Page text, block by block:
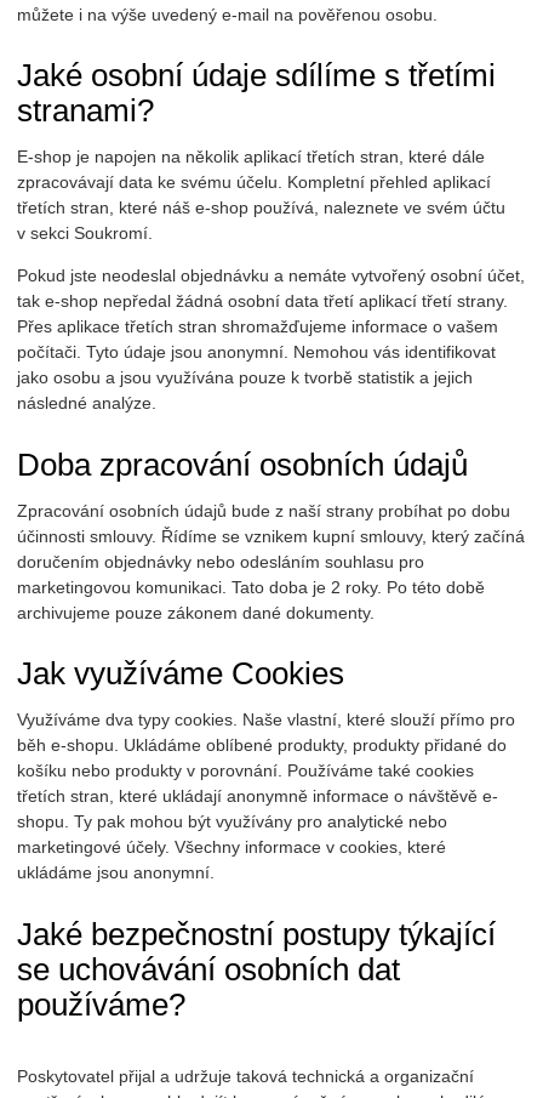
můžete i na výše uvedený e-mail na pověřenou osobu.
Jaké osobní údaje sdílíme s třetími
stranami?
E-shop je napojen na několik aplikací třetích stran, které dále
zpracovávají data ke svému účelu. Kompletní přehled aplikací
třetích stran, které náš e-shop používá, naleznete ve svém účtu
v sekci Soukromí.
Pokud jste neodeslal objednávku a nemáte vytvořený osobní účet,
tak e-shop nepředal žádná osobní data třetí aplikací třetí strany.
Přes aplikace třetích stran shromažďujeme informace o vašem
počítači. Tyto údaje jsou anonymní. Nemohou vás identifikovat
jako osobu a jsou využívána pouze k tvorbě statistik a jejich
následné analýze.
Doba zpracování osobních údajů
Zpracování osobních údajů bude z naší strany probíhat po dobu
účinnosti smlouvy. Řídíme se vznikem kupní smlouvy, který začíná
doručením objednávky nebo odesláním souhlasu pro
marketingovou komunikaci. Tato doba je 2 roky. Po této době
archivujeme pouze zákonem dané dokumenty.
Jak využíváme Cookies
Využíváme dva typy cookies. Naše vlastní, které slouží přímo pro
běh e-shopu. Ukládáme oblíbené produkty, produkty přidané do
košíku nebo produkty v porovnání. Používáme také cookies
třetích stran, které ukládají anonymně informace o návštěvě e-
shopu. Ty pak mohou být využívány pro analytické nebo
marketingové účely. Všechny informace v cookies, které
ukládáme jsou anonymní.
Jaké bezpečnostní postupy týkající
se uchovávání osobních dat
používáme?
Poskytovatel přijal a udržuje taková technická a organizační